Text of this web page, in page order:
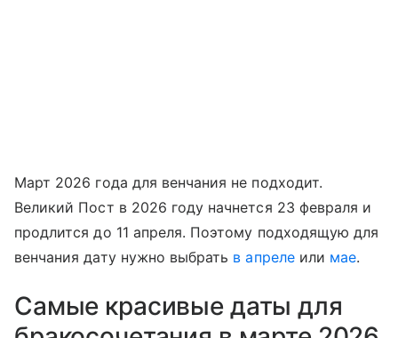
Март 2026 года для венчания не подходит.
Великий Пост в 2026 году начнется 23 февраля и
продлится до 11 апреля. Поэтому подходящую для
венчания дату нужно выбрать в апрелеили мае.
Самые красивые даты для